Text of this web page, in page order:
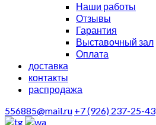
Наши работы
Отзывы
Гарантия
Выставочный зал
Оплата
доставка
контакты
распродажа
556885@mail.ru +7 (926) 237-25-43